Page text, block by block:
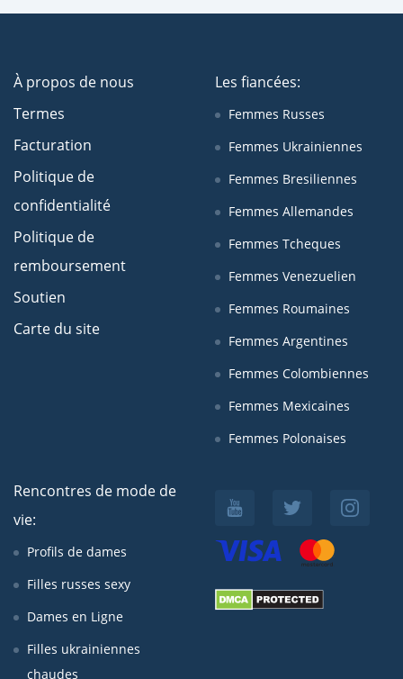
À propos de nous
Termes
Facturation
Politique de
confidentialité
Politique de
remboursement
Soutien
Carte du site
Les fiancées:
Femmes Russes
Femmes Ukrainiennes
Femmes Bresiliennes
Femmes Allemandes
Femmes Tcheques
Femmes Venezuelien
Femmes Roumaines
Femmes Argentines
Femmes Colombiennes
Femmes Mexicaines
Femmes Polonaises
Rencontres de mode de
vie:
Profils de dames
Filles russes sexy
Dames en Ligne
Filles ukrainiennes
chaudes